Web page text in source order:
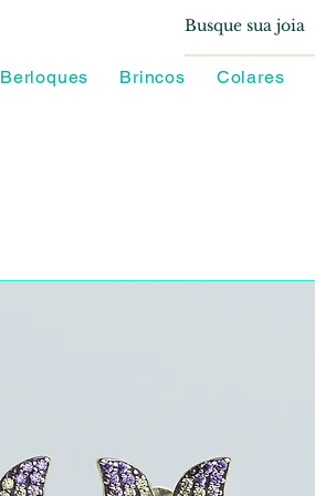
Berloques Brincos Colares